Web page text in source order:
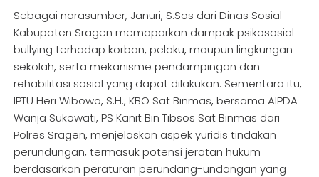
Sebagai narasumber, Januri, S.Sos dari Dinas Sosial
Kabupaten Sragen memaparkan dampak psikososial
bullying terhadap korban, pelaku, maupun lingkungan
sekolah, serta mekanisme pendampingan dan
rehabilitasi sosial yang dapat dilakukan. Sementara itu,
IPTU Heri Wibowo, S.H., KBO Sat Binmas, bersama AIPDA
Wanja Sukowati, PS Kanit Bin Tibsos Sat Binmas dari
Polres Sragen, menjelaskan aspek yuridis tindakan
perundungan, termasuk potensi jeratan hukum
berdasarkan peraturan perundang-undangan yang